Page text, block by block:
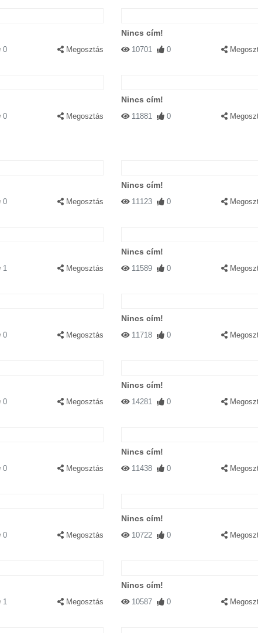
0 Megosztás
Nincs cím!
10701 0
0 Megosztás
Nincs cím!
11881 0
0 Megosztás
Nincs cím!
11123 0
1 Megosztás
Nincs cím!
11589 0
0 Megosztás
Nincs cím!
11718 0
0 Megosztás
Nincs cím!
14281 0
0 Megosztás
Nincs cím!
11438 0
0 Megosztás
Nincs cím!
10722 0
1 Megosztás
Nincs cím!
10587 0